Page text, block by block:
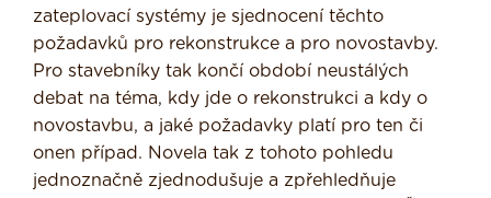
zateplovací systémy je sjednocení těchto
požadavků pro rekonstrukce a pro novostavby.
Pro stavebníky tak končí období neustálých
debat na téma, kdy jde o rekonstrukci a kdy o
novostavbu, a jaké požadavky platí pro ten či
onen případ. Novela tak z tohoto pohledu
jednoznačně zjednodušuje a zpřehledňuje